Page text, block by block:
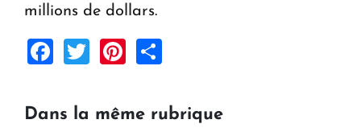
millions de dollars.
Facebook
TwitterPinterest
Dans la même rubrique